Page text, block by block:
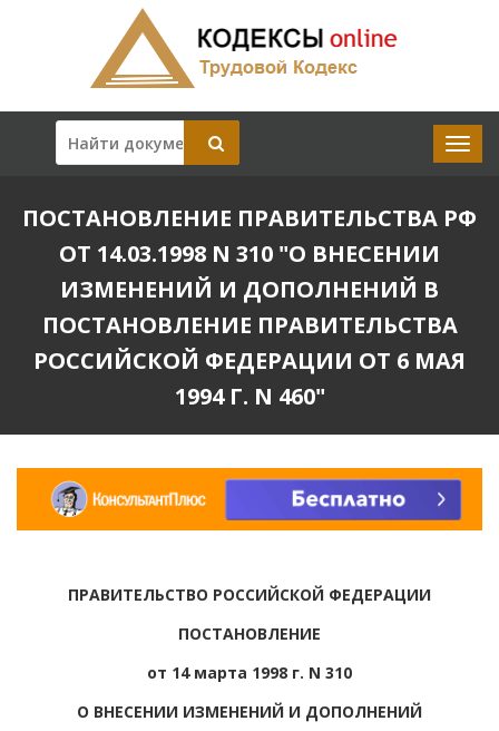
ПОСТАНОВЛЕНИЕ ПРАВИТЕЛЬСТВА РФ
ОТ 14.03.1998 N 310 "О ВНЕСЕНИИ
ИЗМЕНЕНИЙ И ДОПОЛНЕНИЙ В
ПОСТАНОВЛЕНИЕ ПРАВИТЕЛЬСТВА
РОССИЙСКОЙ ФЕДЕРАЦИИ ОТ 6 МАЯ
1994 Г. N 460"
ПРАВИТЕЛЬСТВО РОССИЙСКОЙ ФЕДЕРАЦИИ
ПОСТАНОВЛЕНИЕ
от 14 марта 1998 г. N 310
О ВНЕСЕНИИ ИЗМЕНЕНИЙ И ДОПОЛНЕНИЙ